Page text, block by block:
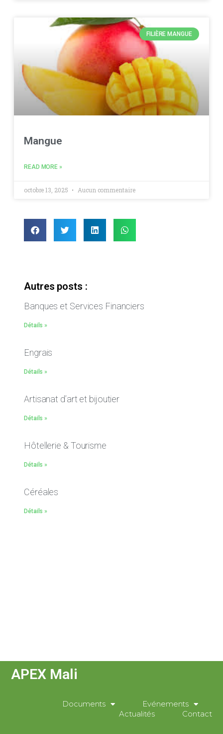
FILIÈRE MANGUE
Mangue
READ MORE »
octobre 13, 2025 Aucun commentaire
Autres posts :
Banques et Services Financiers
Détails »
Engrais
Détails »
Artisanat d’art et bijoutier
Détails »
Hôtellerie & Tourisme
Détails »
Céréales
Détails »
APEX Mali
Documents
Evénements
Actualités
Contact